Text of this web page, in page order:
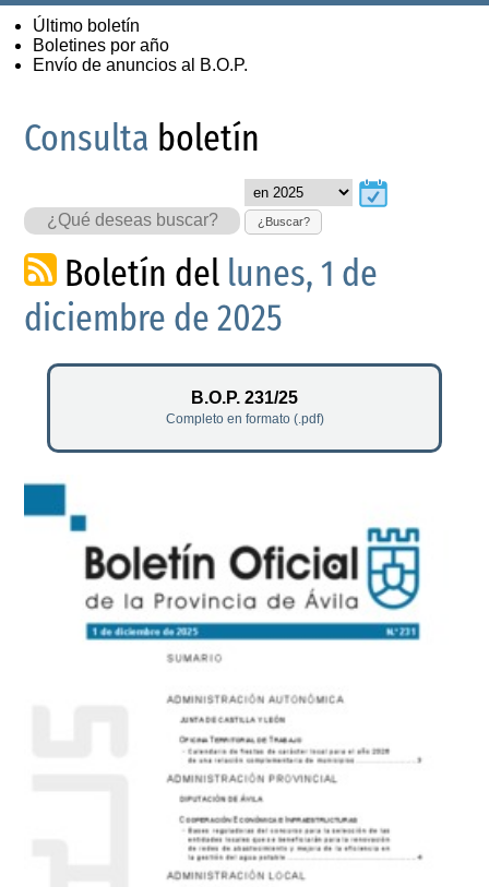
Último boletín
Boletines por año
Envío de anuncios al B.O.P.
Consulta boletín
¿Buscar?
Boletín del lunes, 1 de
diciembre de 2025
B.O.P. 231/25
Completo en formato (.pdf)